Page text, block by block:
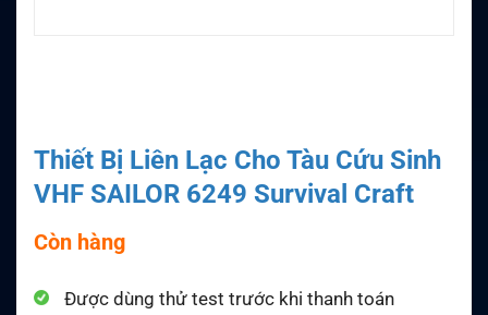
Thiết Bị Liên Lạc Cho Tàu Cứu Sinh
VHF SAILOR 6249 Survival Craft
Còn hàng
Được dùng thử test trước khi thanh toán